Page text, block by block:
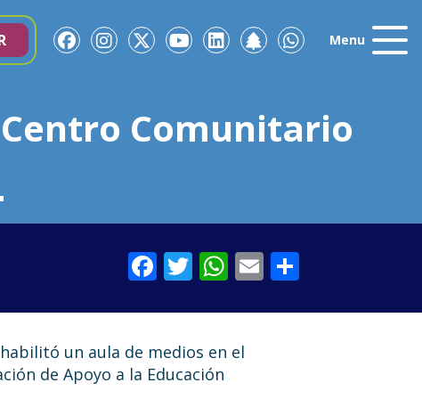
Menu
Comunitario
Facebook
Twitter
WhatsApp
Email
un aula de medios en el
de Apoyo a la Educación